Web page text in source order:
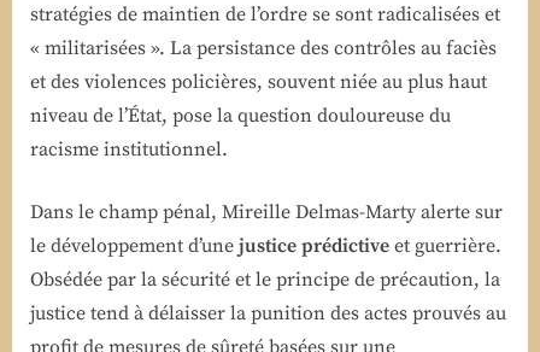
stratégies de maintien de l’ordre se sont radicalisées et
« militarisées ». La persistance des contrôles au faciès
et des violences policières, souvent niée au plus haut
niveau de l’État, pose la question douloureuse du
racisme institutionnel.
Dans le champ pénal, Mireille Delmas-Marty alerte sur
le développement d’une justice prédictive et guerrière.
Obsédée par la sécurité et le principe de précaution, la
justice tend à délaisser la punition des actes prouvés au